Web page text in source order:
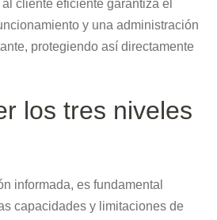
cliente eficiente garantiza el
y una administración
protegiendo así directamente
los tres niveles
informada, es fundamental
capacidades y limitaciones de